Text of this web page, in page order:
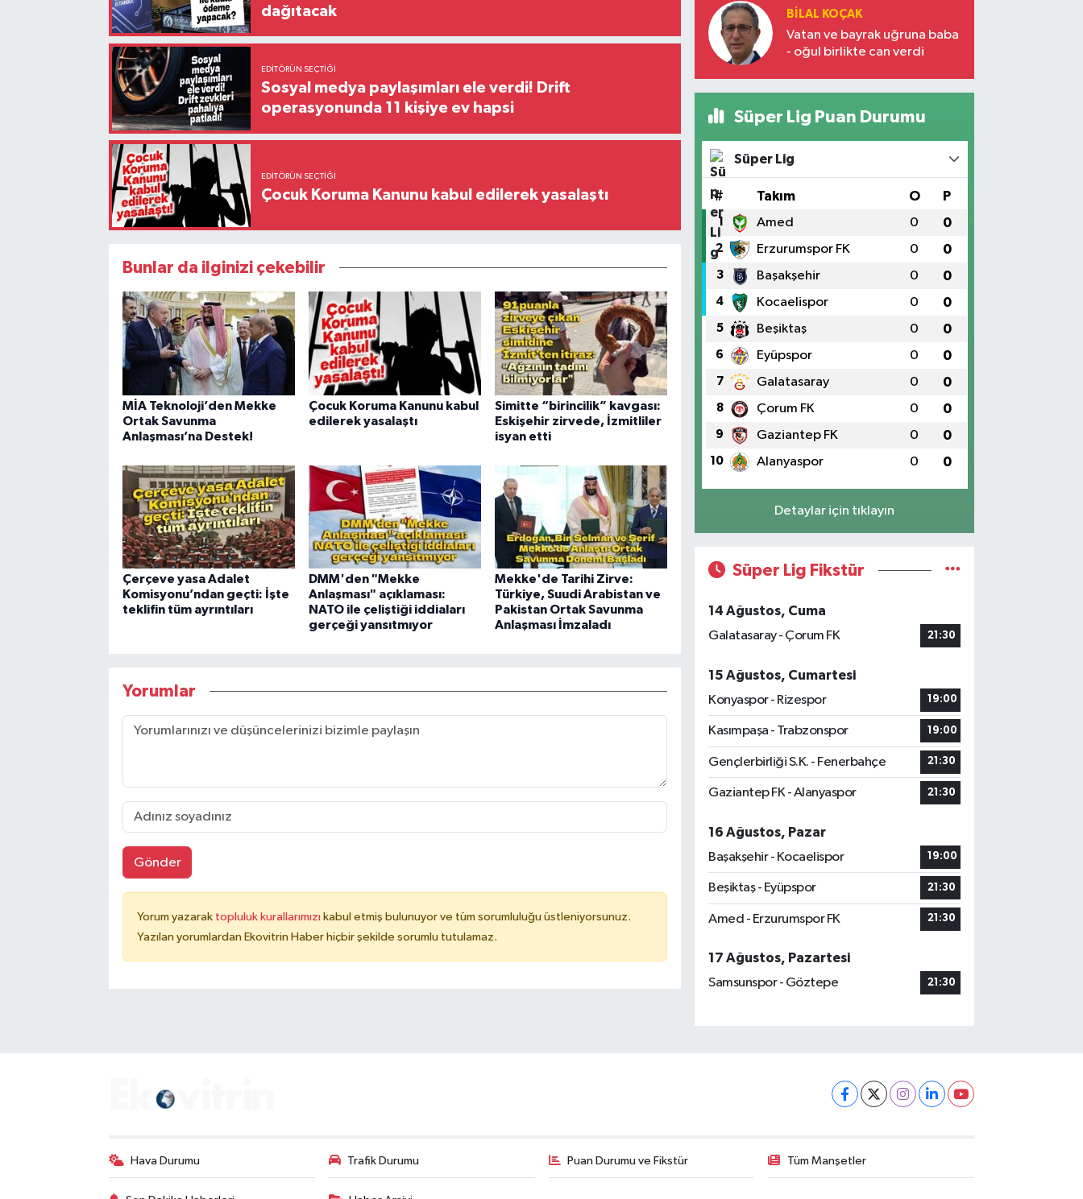
dağıtacak
EDITÖRÜN SEÇTIĞI
Sosyal medya paylaşımları ele verdi! Drift
operasyonunda 11 kişiye ev hapsi
EDITÖRÜN SEÇTIĞI
Çocuk Koruma Kanunu kabul edilerek yasalaştı
Bunlar da ilginizi çekebilir
MİA Teknoloji’den Mekke
Ortak Savunma
Anlaşması’na Destek!
Çocuk Koruma Kanunu kabul
edilerek yasalaştı
Simitte “birincilik” kavgası:
Eskişehir zirvede, İzmitliler
isyan etti
Çerçeve yasa Adalet
Komisyonu’ndan geçti: İşte
teklifin tüm ayrıntıları
DMM'den "Mekke
Anlaşması" açıklaması:
NATO ile çeliştiği iddiaları
gerçeği yansıtmıyor
Mekke'de Tarihi Zirve:
Türkiye, Suudi Arabistan ve
Pakistan Ortak Savunma
Anlaşması İmzaladı
Yorumlar
Gönder
Yorum yazarak topluluk kurallarımızı kabul etmiş bulunuyor ve tüm sorumluluğu üstleniyorsunuz.
Yazılan yorumlardan Ekovitrin Haber hiçbir şekilde sorumlu tutulamaz.
BILAL KOÇAK
Vatan ve bayrak uğruna baba
- oğul birlikte can verdi
Süper Lig Puan Durumu
Süper Lig
# Takım O P
1 Amed 0 0
2 Erzurumspor FK 0 0
3 Başakşehir 0 0
4 Kocaelispor 0 0
5 Beşiktaş 0 0
6 Eyüpspor 0 0
7 Galatasaray 0 0
8 Çorum FK 0 0
9 Gaziantep FK 0 0
10 Alanyaspor 0 0
Detaylar için tıklayın
Süper Lig Fikstür
14 Ağustos, Cuma
Galatasaray - Çorum FK
21:30
15 Ağustos, Cumartesi
Konyaspor - Rizespor
19:00
Kasımpaşa - Trabzonspor 19:00
Gençlerbirliği S.K. - Fenerbahçe 21:30
Gaziantep FK - Alanyaspor 21:30
16 Ağustos, Pazar
Başakşehir - Kocaelispor
19:00
Beşiktaş - Eyüpspor 21:30
Amed - Erzurumspor FK 21:30
17 Ağustos, Pazartesi
Samsunspor - Göztepe
21:30
Hava Durumu Trafik Durumu Puan Durumu ve Fikstür Tüm Manşetler